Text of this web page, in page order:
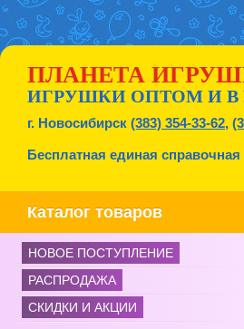
ПЛАНЕТА
ИГРУШКИ ОПТОМ И В
г. Новосибирск (383) 354-33-62,
Бесплатная единая справочная
Каталог товаров
НОВОЕ ПОСТУПЛЕНИЕ
РАСПРОДАЖА
СКИДКИ И АКЦИИ